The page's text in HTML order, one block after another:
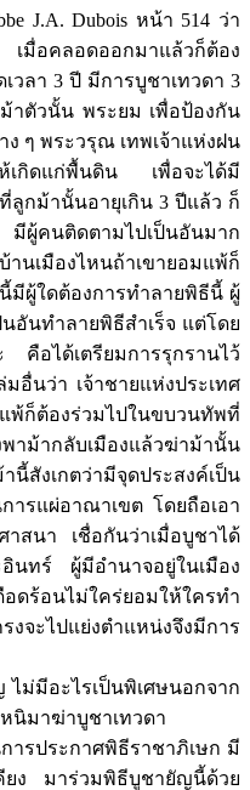
J.A. Dubois หน้า 514 ว่า
เมื่อคลอดออกมาแล้วก็ต้อง
วลา 3 ปี มีการบูชาเทวดา 3
าตัวนั้น พระยม เพื่อป้องกัน
ๆ พระวรุณ เทพเจ้าแห่งฝน
ห้เกิดแก่พื้นดิน เพื่อจะได้มี
กม้านั้นอายุเกิน 3 ปีแล้ว ก็
มีผู้คนติดตามไปเป็นอันมาก
นเมืองไหนถ้าเขายอมแพ้ก็
มีผู้ใดต้องการทำลายพิธีนี้ ผู้
อันทำลายพิธีสำเร็จ แต่โดย
คือได้เตรียมการรุกรานไว้
มอื่นว่า เจ้าชายแห่งประเทศ
ต้องร่วมไปในขบวนทัพที่
าม้ากลับเมืองแล้วฆ่าม้านั้น
เกตว่ามีจุดประสงค์เป็น
ารแผ่อาณาเขต โดยถือเอา
สนา เชื่อกันว่าเมื่อบูชาได้
นทร์ ผู้มีอำนาจอยู่ในเมือง
ร้อนไม่ใคร่ยอมให้ใครทำ
ะไปแย่งตำแหน่งจึงมีการ
อะไรเป็นพิเศษนอกจาก
นิมาฆ่าบูชาเทวดา
ประกาศพิธีราชาภิเษก มี
ยง มาร่วมพิธีบูชายัญนี้ด้วย